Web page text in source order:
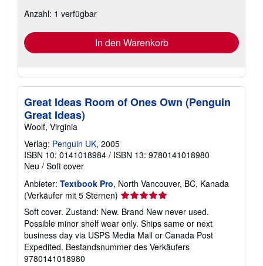
Versandkosten
Anzahl: 1 verfügbar
In den Warenkorb
Great Ideas Room of Ones Own (Penguin
Great Ideas)
Woolf, Virginia
Verlag: Penguin UK, 2005
ISBN 10: 0141018984 / ISBN 13: 9780141018980
Neu / Soft cover
Anbieter: Textbook Pro, North Vancouver, BC, Kanada
(Verkäufer mit 5 Sternen) Verkäuferbewertung
5
von
5
Sternen
Soft cover. Zustand: New. Brand New never used.
Possible minor shelf wear only. Ships same or next
business day via USPS Media Mail or Canada Post
Expedited. Bestandsnummer des Verkäufers
9780141018980